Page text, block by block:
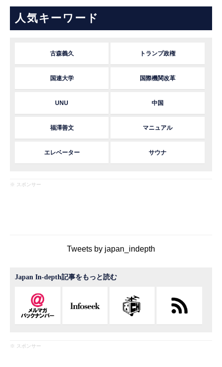
人気キーワード
古森義久 トランプ政権
国連大学 国際機関改革
UNU 中国
福澤善文 マニュアル
エレベーター サウナ
※ スポンサー
Tweets by japan_indepth
Japan In-depth記事をもっと読む
※ スポンサー